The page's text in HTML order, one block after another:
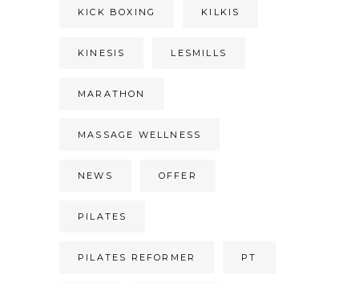
KICK BOXING KILKIS
KINESIS LESMILLS
MARATHON
MASSAGE WELLNESS
NEWS OFFER
PILATES
PILATES REFORMER PT